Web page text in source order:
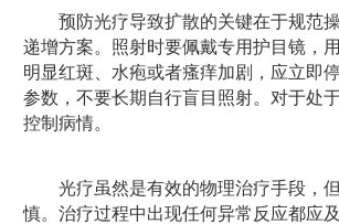
预防光疗导致扩散的关键在于规范
递增方案。照射时要佩戴专用护目镜，
明显红斑、水疱或者瘙痒加剧，应立即
参数，不要长期自行盲目照射。对于处
控制病情。
光疗虽然是有效的物理治疗手段，
慎。治疗过程中出现任何异常反应都应